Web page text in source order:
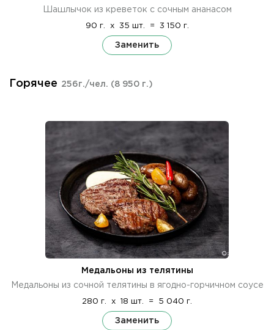
Шашлычок из креветок с сочным ананасом
90 г. x 35 шт. = 3 150 г.
Заменить
Горячее 256г./чел. (8 950 г.)
Медальоны из телятины
Медальоны из сочной телятины в ягодно-горчичном соусе
280 г. x 18 шт. = 5 040 г.
Заменить